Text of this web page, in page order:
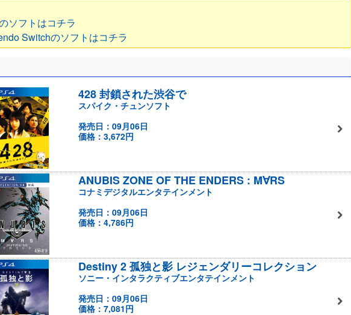
ソフトはコチラ
Switchのソフトはコチラ
428 封鎖された渋谷で
スパイク・チュンソフト
発売日：09月06日
価格：3,672円
ANUBIS ZONE OF THE ENDERS : M∀RS
コナミデジタルエンタテインメント
発売日：09月06日
価格：4,786円
Destiny 2 孤独と影 レジェンダリーコレクション
ソニー・インタラクティブエンタテインメント
発売日：09月06日
価格：7,081円